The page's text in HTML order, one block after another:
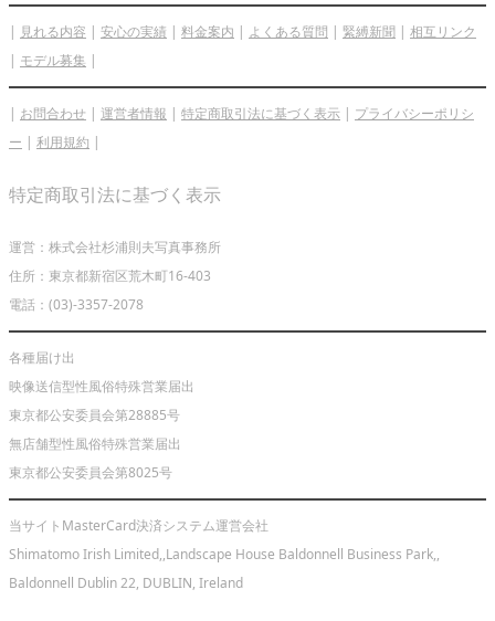
| 見れる内容 | 安心の実績 | 料金案内 | よくある質問 | 緊縛新聞 | 相互リンク
| モデル募集 |
| お問合わせ | 運営者情報 | 特定商取引法に基づく表示 | プライバシーポリシ
ー | 利用規約 |
特定商取引法に基づく表示
運営：株式会社杉浦則夫写真事務所
住所：東京都新宿区荒木町16-403
電話：(03)-3357-2078
各種届け出
映像送信型性風俗特殊営業届出
東京都公安委員会第28885号
無店舗型性風俗特殊営業届出
東京都公安委員会第8025号
当サイトMasterCard決済システム運営会社
Shimatomo Irish Limited,,Landscape House Baldonnell Business Park,,
Baldonnell Dublin 22, DUBLIN, Ireland